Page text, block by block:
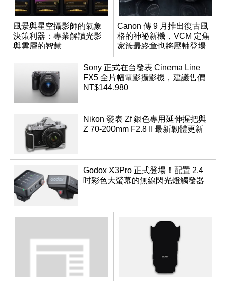
風景與星空攝影師的氣象
決策利器：專業解讀光影
與雲層的智慧
App「Atmos」登場
Canon 傳 9 月推出復古風
格的神祕新機，VCM 定焦
家族最終章也將壓軸登場
Sony 正式在台發表 Cinema Line
FX5 全片幅電影攝影機，建議售價
NT$144,980
Nikon 發表 Zf 銀色專用延伸握把與
Z 70-200mm F2.8 II 最新韌體更新
Godox X3Pro 正式登場！配置 2.4
吋彩色大螢幕的無線閃光燈觸發器